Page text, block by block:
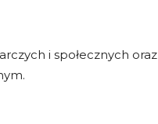
i społecznych oraz